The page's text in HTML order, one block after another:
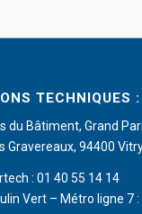
TECHNIQUES :
du Bâtiment, Grand
Gravereaux, 94400
: 01 40 55 14 14
Vert – Métro ligne 7